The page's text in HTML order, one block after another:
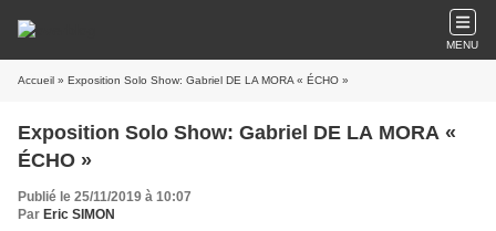
MENU
Accueil » Exposition Solo Show: Gabriel DE LA MORA « ÉCHO »
Exposition Solo Show: Gabriel DE LA MORA «
ÉCHO »
Publié le 25/11/2019 à 10:07
Par Eric SIMON